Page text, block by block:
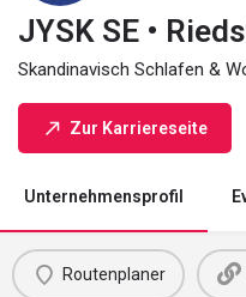
JYSK SE •
Skandinavisch Schlafen &
Zur Karriereseite
Unternehmensprofil
Routenplaner